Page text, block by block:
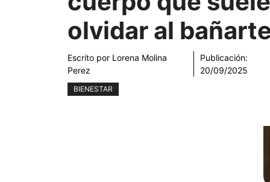
olvidar al
Escrito por Lorena Molina
Perez
Publicación:
20/09/2025
BIENESTAR